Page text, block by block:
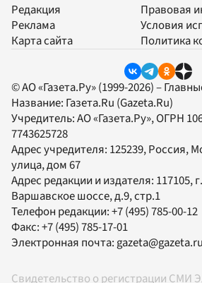
Редакция
Реклама
Карта сайта
Правовая
Условия
Политика
© АО «Газета.Ру» (1999-2026) –
Название: Газета.Ru (Gazeta.Ru)
Учредитель:АО «Газета.Ру», ОГРН
7743625728
Адрес учредителя: 125239, Россия,
улица, дом 67
Адрес редакции и издателя: 117105, г.
Варшавское шоссе, д.9, стр.1
Телефон редакции:+7 (495) 785-00-12
Факс:+7 (495) 785-17-01
Электронная почта: gazeta@gazeta.ru
Свидетельство о регистрации СМИ